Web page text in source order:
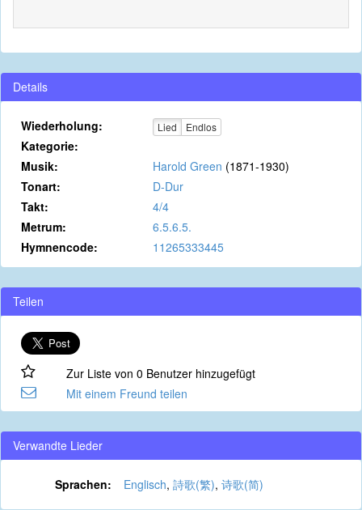
Details
Wiederholung: Lied Endlos
Kategorie:
Musik:
Harold Green (1871-1930)
Tonart:
D-Dur
Takt:
4/4
Metrum:
6.5.6.5.
Hymnencode:
11265333445
Teilen
Zur Liste von 0 Benutzer hinzugefügt
Mit einem Freund teilen
Verwandte Lieder
Sprachen: Englisch, 詩歌(繁), 诗歌(简)